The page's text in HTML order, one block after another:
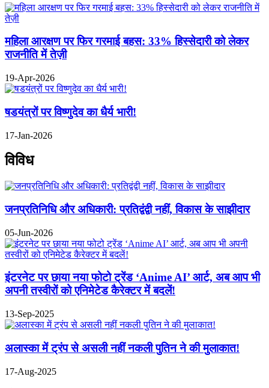
महिला आरक्षण पर फिर गरमाई बहस: 33% हिस्सेदारी को लेकर
राजनीति में तेज़ी
19-Apr-2026
षडयंत्रों पर विष्णुदेव का धैर्य भारी!
17-Jan-2026
विविध
जनप्रतिनिधि और अधिकारी: प्रतिद्वंद्वी नहीं, विकास के साझीदार
05-Jun-2026
इंटरनेट पर छाया नया फोटो ट्रेंड ‘Anime AI’ आर्ट, अब आप भी
अपनी तस्वीरों को एनिमेटेड कैरेक्टर में बदलें!
13-Sep-2025
अलास्का में ट्रंप से असली नहीं नकली पुतिन ने की मुलाकात!
17-Aug-2025